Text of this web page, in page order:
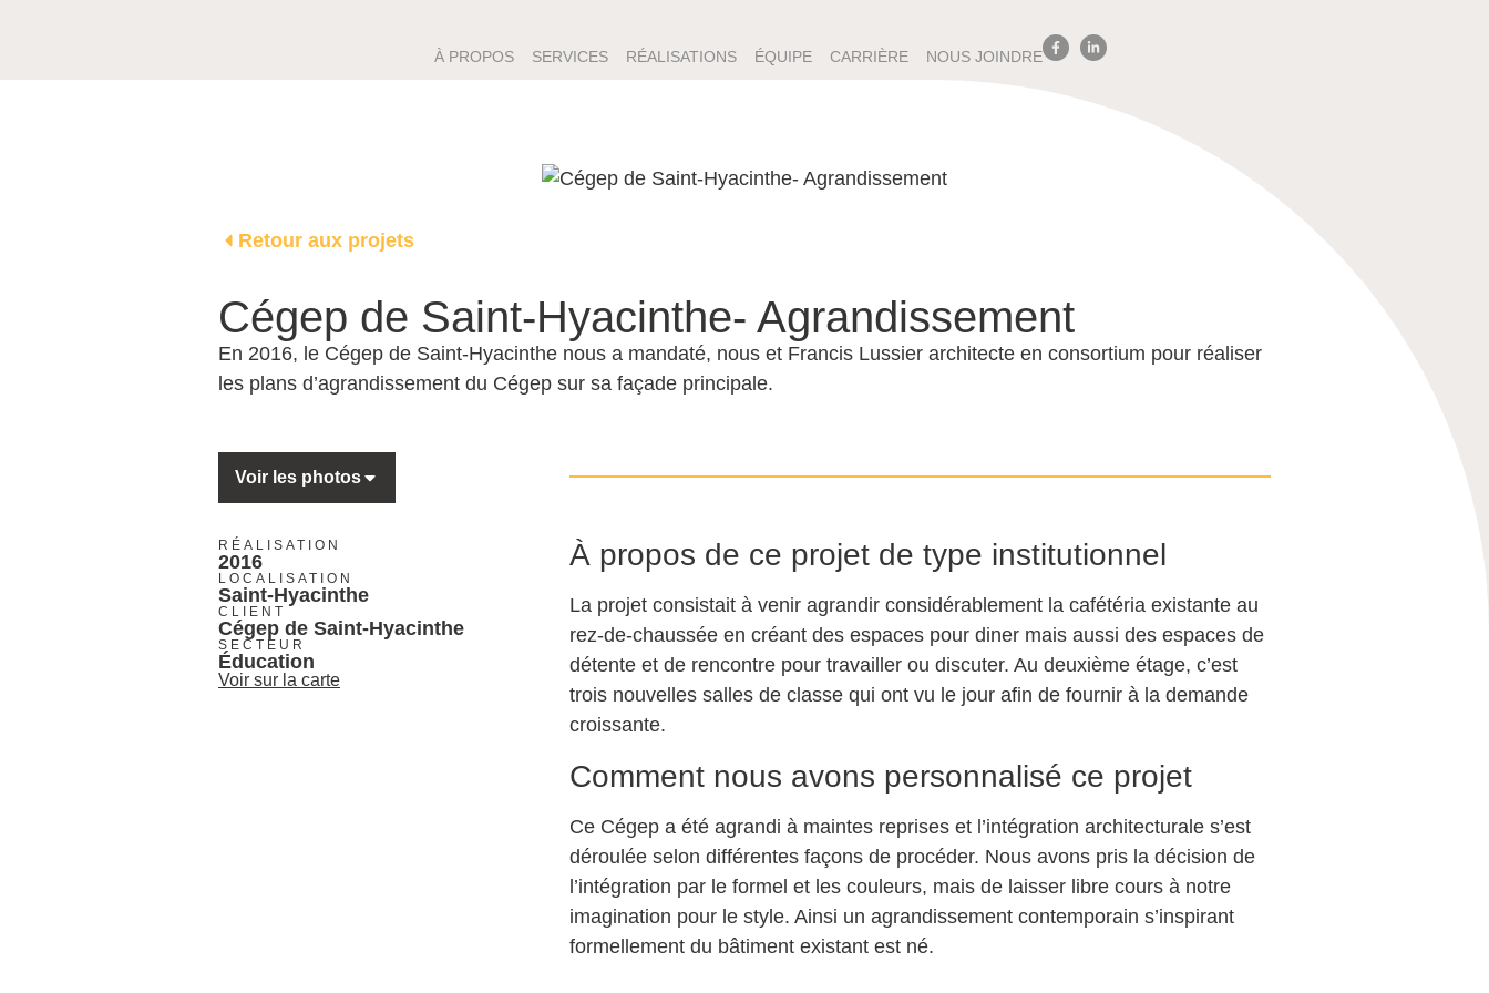
À PROPOS SERVICES RÉALISATIONS ÉQUIPE CARRIÈRE NOUS JOINDRE
Retour aux projets
Cégep de Saint-Hyacinthe- Agrandissement
En 2016, le Cégep de Saint-Hyacinthe nous a mandaté, nous et Francis Lussier architecte en consortium pour réaliser
les plans d’agrandissement du Cégep sur sa façade principale.
Voir les photos
RÉALISATION
2016
LOCALISATION
Saint-Hyacinthe
CLIENT
Cégep de Saint-Hyacinthe
SECTEUR
Éducation
Voir sur la carte
À propos de ce projet de type institutionnel
La projet consistait à venir agrandir considérablement la cafétéria existante au
rez-de-chaussée en créant des espaces pour diner mais aussi des espaces de
détente et de rencontre pour travailler ou discuter. Au deuxième étage, c’est
trois nouvelles salles de classe qui ont vu le jour afin de fournir à la demande
croissante.
Comment nous avons personnalisé ce projet
Ce Cégep a été agrandi à maintes reprises et l’intégration architecturale s’est
déroulée selon différentes façons de procéder. Nous avons pris la décision de
l’intégration par le formel et les couleurs, mais de laisser libre cours à notre
imagination pour le style. Ainsi un agrandissement contemporain s’inspirant
formellement du bâtiment existant est né.